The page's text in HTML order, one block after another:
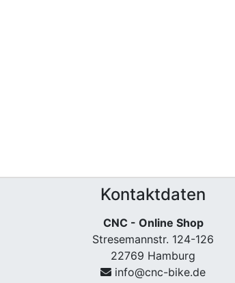
Kontaktdaten
CNC - Online Shop
Stresemannstr. 124-126
22769 Hamburg
info@cnc-bike.de